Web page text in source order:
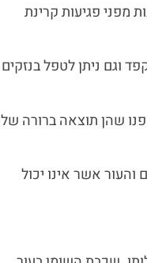
מפני פגיעות קרינת
וגם ניתן לטפל בנזקים
שהן תוצאה ברורה של
אשר אינו יכול